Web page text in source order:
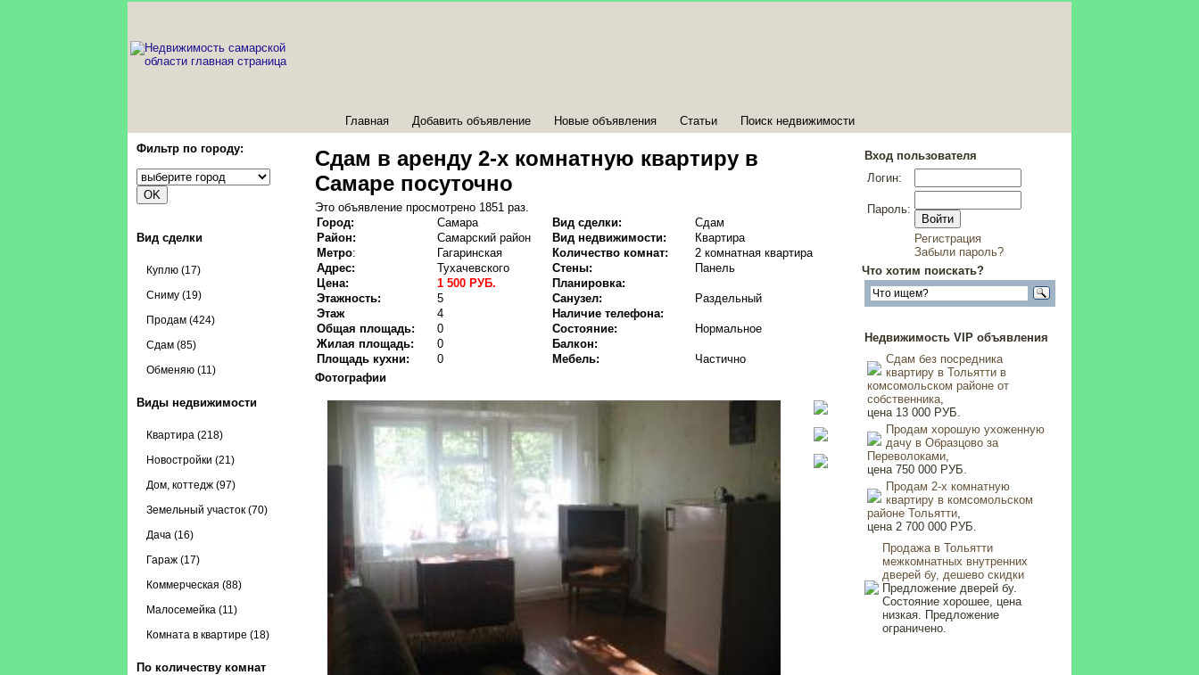
Главная Добавить объявление Новые объявления Статьи Поиск недвижимости
Фильтр по городу:
Вид сделки
Куплю (17)
Сниму (19)
Продам (424)
Сдам (85)
Обменяю (11)
Виды недвижимости
Квартира (218)
Новостройки (21)
Дом, коттедж (97)
Земельный участок (70)
Дача (16)
Гараж (17)
Коммерческая (88)
Малосемейка (11)
Комната в квартире (18)
По количеству комнат
Сдам в аренду 2-х комнатную квартиру в
Самаре посуточно
Это объявление просмотрено 1851 раз.
Город:
Самара Вид сделки:
Сдам
Район:
Самарский район Вид недвижимости:
Квартира
Метро: Гагаринская Количество комнат:
2 комнатная квартира
Адрес:
Тухачевского Стены:
Панель
Цена:
1 500 РУБ.
Планировка:
Этажность:
5 Санузел:
Раздельный
Этаж
4
Наличие телефона:
Общая площадь:
0 Состояние:
Нормальное
Жилая площадь:
0
Балкон:
Площадь кухни:
0 Мебель:
Частично
Фотографии
Вход пользователя
Логин:
Пароль:
Регистрация
Забыли пароль?
Что хотим поискать?
Недвижимость VIP объявления
Сдам без посредника
квартиру в Тольятти в
комсомольском районе от
собственника,
цена 13 000 РУБ.
Продам хорошую ухоженную
дачу в Образцово за
Переволоками,
цена 750 000 РУБ.
Продам 2-х комнатную
квартиру в комсомольском
районе Тольятти,
цена 2 700 000 РУБ.
Продажа в Тольятти
межкомнатных внутренних
дверей бу, дешево скидки
Предложение дверей бу.
Состояние хорошее, цена
низкая. Предложение
ограничено.